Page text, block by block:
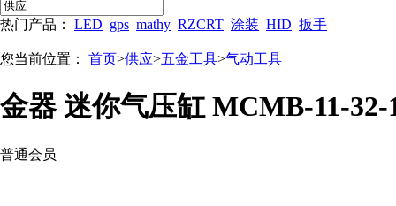
热门产品： LED gps mathy RZCRT 涂装 HID 扳手
您当前位置： 首页>供应>五金工具>气动工具
金器 迷你气压缸 MCMB-11-32-
普通会员